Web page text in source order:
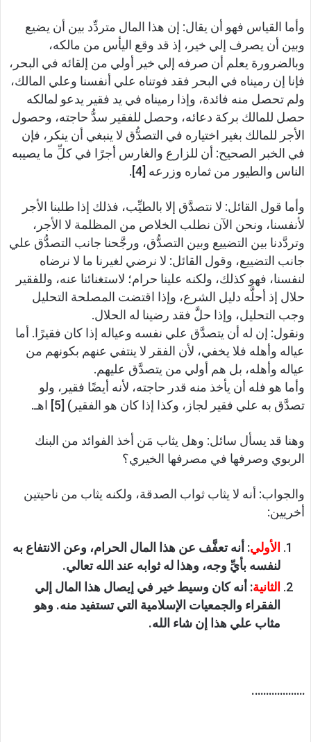
وأما القياس فهو أن يقال: إن هذا المال متردِّد بين أن يضيع
وبين أن يصرف إلي خير، إذ قد وقع اليأس من مالكه،
وبالضرورة يعلم أن صرفه إلي خير أولي من إلقائه في البحر،
فإنا إن رميناه في البحر فقد فوتناه علي أنفسنا وعلي المالك،
ولم تحصل منه فائدة، وإذا رميناه في يد فقير يدعو لمالكه
حصل للمالك بركة دعائه، وحصل للفقير سدُّ حاجته، وحصول
الأجر للمالك بغير اختياره في التصدُّق لا ينبغي أن ينكر، فإن
في الخبر الصحيح: أن للزارع والغارس أجرًا في كلِّ ما يصيبه
الناس والطيور من ثماره وزرعه [4].
وأما قول القائل: لا نتصدَّق إلا بالطيِّب، فذلك إذا طلبنا الأجر
لأنفسنا، ونحن الآن نطلب الخلاص من المظلمة لا الأجر،
وتردَّدنا بين التضييع وبين التصدُّق، ورجَّحنا جانب التصدُّق علي
جانب التضييع، وقول القائل: لا نرضي لغيرنا ما لا نرضاه
لنفسنا، فهو كذلك، ولكنه علينا حرام؛ لاستغنائنا عنه، وللفقير
حلال إذ أحلَّه دليل الشرع، وإذا اقتضت المصلحة التحليل
وجب التحليل، وإذا حلَّ فقد رضينا له الحلال.
ونقول: إن له أن يتصدَّق علي نفسه وعياله إذا كان فقيرًا. أما
عياله وأهله فلا يخفي، لأن الفقر لا ينتفي عنهم بكونهم من
عياله وأهله، بل هم أولي من يتصدَّق عليهم.
وأما هو فله أن يأخذ منه قدر حاجته، لأنه أيضًا فقير، ولو
تصدَّق به علي فقير لجاز، وكذا إذا كان هو الفقير) [5] اهـ.
وهنا قد يسأل سائل: وهل يثاب مَن أخذ الفوائد من البنك
الربوي وصرفها في مصرفها الخيري؟
والجواب: أنه لا يثاب ثواب الصدقة، ولكنه يثاب من ناحيتين
أخريين:
الأولي: أنه تعفَّف عن هذا المال الحرام، وعن الانتفاع به
لنفسه بأيِّ وجه، وهذا له ثوابه عند الله تعالي.
الثانية: أنه كان وسيط خير في إيصال هذا المال إلي
الفقراء والجمعيات الإسلامية التي تستفيد منه. وهو
مثاب علي هذا إن شاء الله.
……………….